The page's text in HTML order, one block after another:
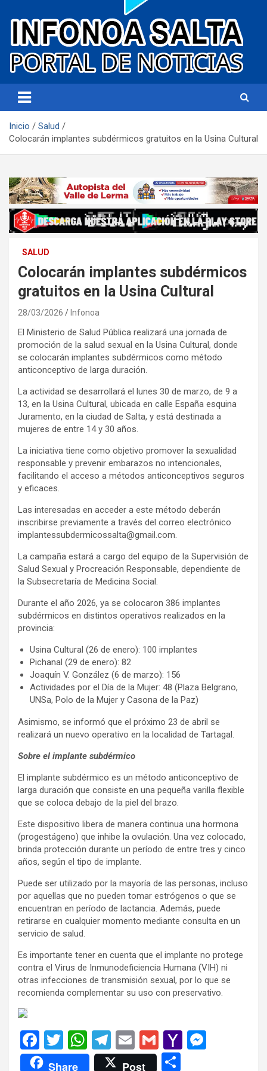
Infonoa Salta
Inicio
Salud
Colocarán implantes subdérmicos gratuitos en la Usina Cultural
SALUD
Colocarán implantes subdérmicos
gratuitos en la Usina Cultural
28/03/2026 Infonoa
El Ministerio de Salud Pública realizará una jornada de
promoción de la salud sexual en la Usina Cultural, donde
se colocarán implantes subdérmicos como método
anticonceptivo de larga duración.
La actividad se desarrollará el lunes 30 de marzo, de 9 a
13, en la Usina Cultural, ubicada en calle España esquina
Juramento, en la ciudad de Salta, y está destinada a
mujeres de entre 14 y 30 años.
La iniciativa tiene como objetivo promover la sexualidad
responsable y prevenir embarazos no intencionales,
facilitando el acceso a métodos anticonceptivos seguros
y eficaces.
Las interesadas en acceder a este método deberán
inscribirse previamente a través del correo electrónico
implantessubdermicossalta@gmail.com.
La campaña estará a cargo del equipo de la Supervisión de
Salud Sexual y Procreación Responsable, dependiente de
la Subsecretaría de Medicina Social.
Durante el año 2026, ya se colocaron 386 implantes
subdérmicos en distintos operativos realizados en la
provincia:
Usina Cultural (26 de enero): 100 implantes
Pichanal (29 de enero): 82
Joaquín V. González (6 de marzo): 156
Actividades por el Día de la Mujer: 48 (Plaza Belgrano,
UNSa, Polo de la Mujer y Casona de la Paz)
Asimismo, se informó que el próximo 23 de abril se
realizará un nuevo operativo en la localidad de Tartagal.
Sobre el implante subdérmico
El implante subdérmico es un método anticonceptivo de
larga duración que consiste en una pequeña varilla flexible
que se coloca debajo de la piel del brazo.
Este dispositivo libera de manera continua una hormona
(progestágeno) que inhibe la ovulación. Una vez colocado,
brinda protección durante un período de entre tres y cinco
años, según el tipo de implante.
Puede ser utilizado por la mayoría de las personas, incluso
por aquellas que no pueden tomar estrógenos o que se
encuentran en período de lactancia. Además, puede
retirarse en cualquier momento mediante consulta en un
servicio de salud.
Es importante tener en cuenta que el implante no protege
contra el Virus de Inmunodeficiencia Humana (VIH) ni
otras infecciones de transmisión sexual, por lo que se
recomienda complementar su uso con preservativo.
F
a
T
wi
W
h
T
el
E
m
G
m
Y
Share Post